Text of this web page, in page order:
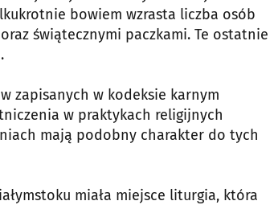
bowiem wzrasta liczba osób
świątecznymi paczkami. Te ostatnie
zapisanych w kodeksie karnym
w praktykach religijnych
mają podobny charakter do tych
miała miejsce liturgia, która